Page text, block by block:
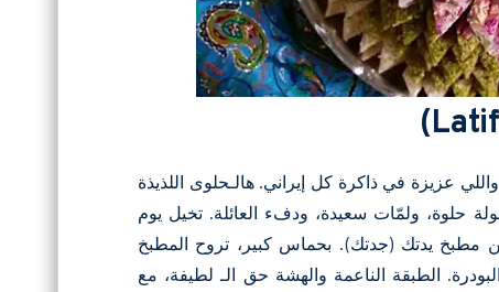
عزيزة في ذاكرة كل إيراني. هالـحلوى اللذيذة
ولمّات سعيدة، ودفء العائلة. تخيل يوم
مطبخ يدتك (جدتك). بحماس كبير، تروح المطبخ
الطبقة الناعمة والهشة حق الـ لطيفة، مع